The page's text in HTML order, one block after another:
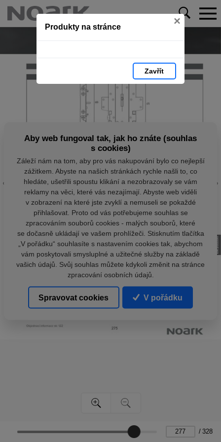
Produkty na stránce ×
Zavřít
/ 328
Aby web fungoval tak, jak ho znáte (souhlas
s cookies)
Záleží nám na tom, aby pro vás nakupování bylo co nejlepší
zážitkem. Abyste na našich stránkách rychle našli to, co
hledáte, ušetřili spoustu klikání a nezobrazovaly se vám
reklamy na věci, které vás nezajímají. Abyste web viděli
v zobrazení na které jste zvyklí a nemuseli se pokaždé
přihlašovat. Proto od vás potřebujeme souhlas se
zpracováním souborů cookies - malých souborů, které
se dočasně ukládají ve vašem prohlížeči. Stisknutím tlačítka
„V pořádku“ souhlasíte s nastavením cookies tak, abychom
vám poskytovali smysluplné a užitečné služby na základě
vašich údajů. Svůj souhlas můžete kdykoli změnit na stránce
zpracování osobních údajů.
Spravovat cookies V pořádku